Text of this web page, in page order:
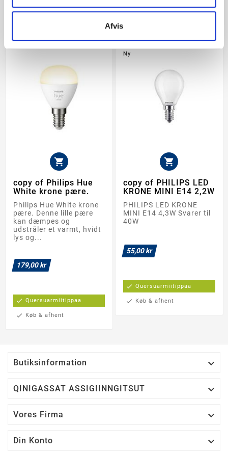
Afvis
DU VIL EVENTUELT OGSÅ SYNES OM
 

copy of Philips Hue
White krone pære.
Philips Hue White krone
pære. Denne lille pære
kan dæmpes og
udstråler et varmt, hvidt
lys og...
179,00 kr
check Quersuarmiitippaa
check Køb & afhent
Ny

copy of PHILIPS LED
KRONE MINI E14 2,2W
PHILIPS LED KRONE
MINI E14 4,3W Svarer til
40W
55,00 kr
check Quersuarmiitippaa
check Køb & afhent
Butiksinformation 
QINIGASSAT ASSIGIINNGITSUT 
Vores Firma 
Din Konto 